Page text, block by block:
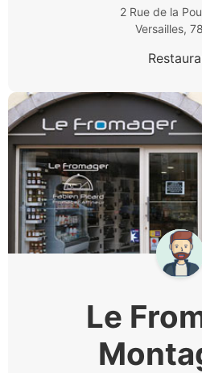
2 Rue de la
Versailles,
Le